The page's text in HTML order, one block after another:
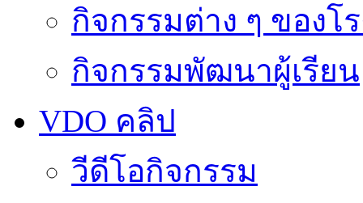
กิจกรรมต่าง ๆ ของโ
กิจกรรมพัฒนาผู้เรียน
VDO คลิป
วีดีโอกิจกรรม